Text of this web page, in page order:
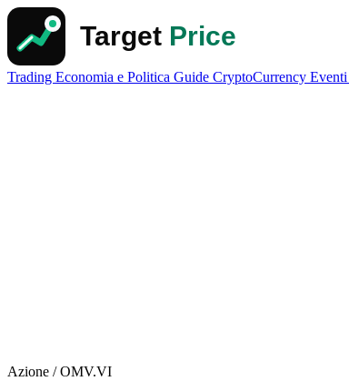
Trading Economia e Politica Guide CryptoCurrency Eventi
Azione / OMV.VI